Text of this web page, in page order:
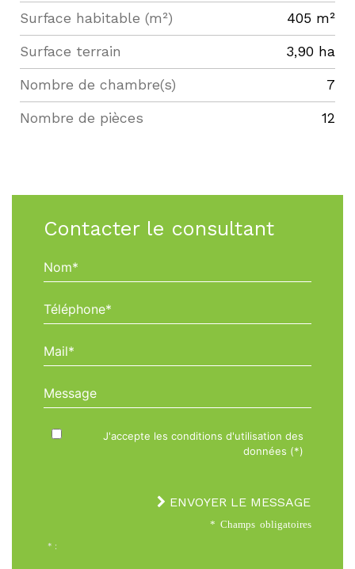
Surface habitable (m²) 405 m²
surface terrain 3,90 ha
Nombre de chambre(s) 7
Nombre de pièces 12
Contacter le consultant
Nom*
Téléphone*
Mail*
Message
J'accepte les conditions d'utilisation des
données (*)
ENVOYER LE MESSAGE
* Champs obligatoires
* :